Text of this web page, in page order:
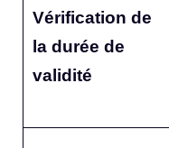
Vérification de
la durée de
validité